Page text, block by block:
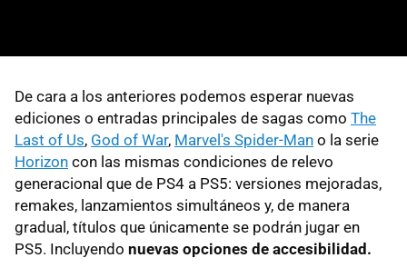
De cara a los anteriores podemos esperar nuevas
ediciones o entradas principales de sagas como The
Last of Us, God of War, Marvel's Spider-Man o la serie
Horizon con las mismas condiciones de relevo
generacional que de PS4 a PS5: versiones mejoradas,
remakes, lanzamientos simultáneos y, de manera
gradual, títulos que únicamente se podrán jugar en
PS5. Incluyendo nuevas opciones de accesibilidad.